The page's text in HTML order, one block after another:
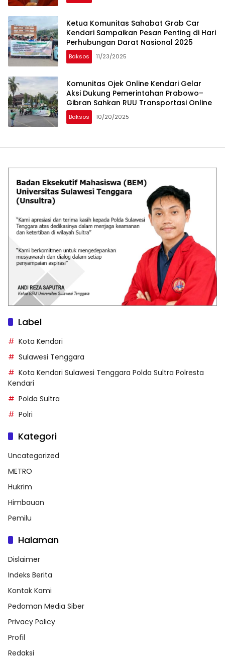
Ketua Komunitas Sahabat Grab Car
Kendari Sampaikan Pesan Penting di Hari
Perhubungan Darat Nasional 2025
Baksos 11/23/2025
Komunitas Ojek Online Kendari Gelar
Aksi Dukung Pemerintahan Prabowo–
Gibran Sahkan RUU Transportasi Online
Baksos 10/20/2025
Label
Kota Kendari
Sulawesi Tenggara
Kota Kendari Sulawesi Tenggara Polda Sultra Polresta
Kendari
Polda Sultra
Polri
Kategori
Uncategorized
METRO
Hukrim
Himbauan
Pemilu
Halaman
Dislaimer
Indeks Berita
Kontak Kami
Pedoman Media Siber
Privacy Policy
Profil
Redaksi